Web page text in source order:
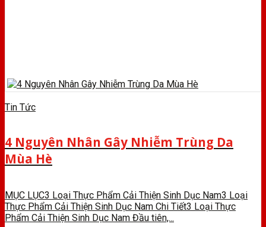
Tin Tức
4 Nguyên Nhân Gây Nhiễm Trùng Da
Mùa Hè
MỤC LỤC3 Loại Thực Phẩm Cải Thiện Sinh Dục Nam3 Loại
Thực Phẩm Cải Thiện Sinh Dục Nam Chi Tiết3 Loại Thực
Phẩm Cải Thiện Sinh Dục Nam Đầu tiên,...